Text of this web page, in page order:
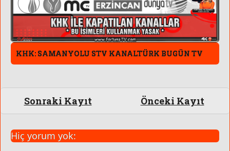
KHK: SAMANYOLU STV KANALTÜRK BUGÜN TV
Sonraki Kayıt Önceki Kayıt
Hiç yorum yok: